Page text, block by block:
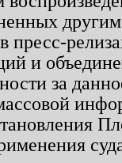
пресс-
и
за